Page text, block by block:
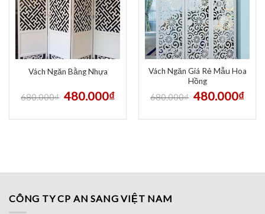
Vách Ngăn Bằng Nhựa
680.000₫ 480.000₫
Vách Ngăn Giá Rẻ Mẫu Hoa
Hồng
680.000₫ 480.000₫
CÔNG TY CP AN SANG VIỆT NAM